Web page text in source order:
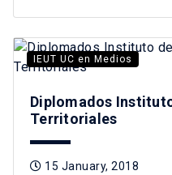
IEUT UC en Medios
Diplomados
Territoriales
15 January, 2018